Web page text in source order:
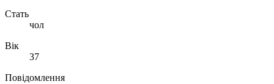
Стать
чол
Вік
37
Повідомлення